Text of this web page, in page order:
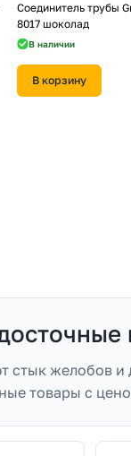
Соединитель трубы
8017 шоколад
В наличии
В корзину
770 ₽/шт
7024 мокрый асфальт
В наличии
В корзину